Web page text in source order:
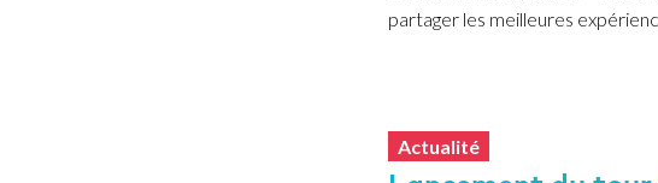
partager les meilleures
Actualité